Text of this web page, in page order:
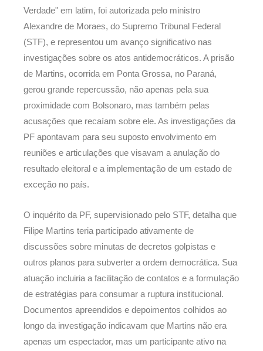
Verdade" em latim, foi autorizada pelo ministro
Alexandre de Moraes, do Supremo Tribunal Federal
(STF), e representou um avanço significativo nas
investigações sobre os atos antidemocráticos. A prisão
de Martins, ocorrida em Ponta Grossa, no Paraná,
gerou grande repercussão, não apenas pela sua
proximidade com Bolsonaro, mas também pelas
acusações que recaíam sobre ele. As investigações da
PF apontavam para seu suposto envolvimento em
reuniões e articulações que visavam a anulação do
resultado eleitoral e a implementação de um estado de
exceção no país.
O inquérito da PF, supervisionado pelo STF, detalha que
Filipe Martins teria participado ativamente de
discussões sobre minutas de decretos golpistas e
outros planos para subverter a ordem democrática. Sua
atuação incluiria a facilitação de contatos e a formulação
de estratégias para consumar a ruptura institucional.
Documentos apreendidos e depoimentos colhidos ao
longo da investigação indicavam que Martins não era
apenas um espectador, mas um participante ativo na